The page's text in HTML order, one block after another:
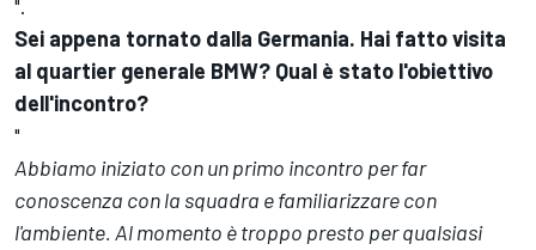
".
Sei appena tornato dalla Germania. Hai fatto visita
al quartier generale BMW? Qual è stato l'obiettivo
dell'incontro?
"
Abbiamo iniziato con un primo incontro per far
conoscenza con la squadra e familiarizzare con
l'ambiente. Al momento è troppo presto per qualsiasi